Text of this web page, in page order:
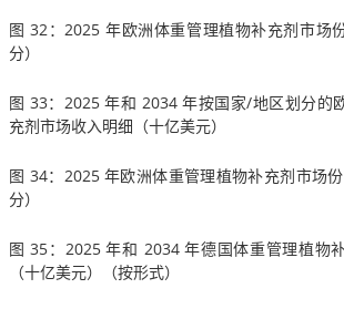
图 32：2025 年欧洲体重管理植物补充剂市场
分）
图 33：2025 年和 2034 年按国家/地区划分的
充剂市场收入明细（十亿美元）
图 34：2025 年欧洲体重管理植物补充剂市场
分）
图 35：2025 年和 2034 年德国体重管理植物
（十亿美元）（按形式）